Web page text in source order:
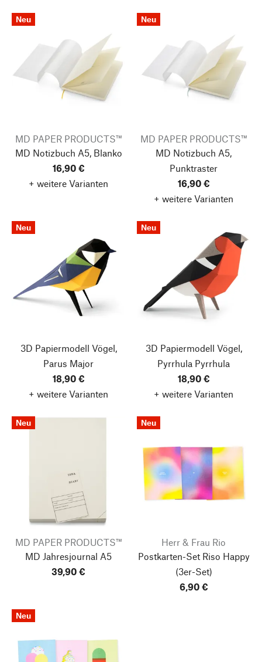
Neu
MD PAPER PRODUCTS™
MD Notizbuch A5, Blanko
16,90 €
+ weitere Varianten
Neu
MD PAPER PRODUCTS™
MD Notizbuch A5,
Punktraster
16,90 €
+ weitere Varianten
Neu
3D Papiermodell Vögel,
Parus Major
18,90 €
+ weitere Varianten
Neu
3D Papiermodell Vögel,
Pyrrhula Pyrrhula
18,90 €
+ weitere Varianten
Neu
MD PAPER PRODUCTS™
MD Jahresjournal A5
39,90 €
Neu
Herr & Frau Rio
Postkarten-Set Riso Happy
(3er-Set)
6,90 €
Neu